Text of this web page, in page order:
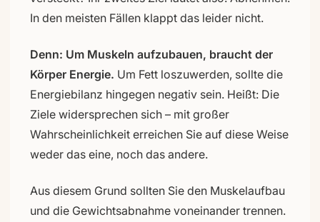
In den meisten Fällen klappt das leider nicht.
Denn: Um Muskeln aufzubauen, braucht der
Körper Energie. Um Fett loszuwerden, sollte die
Energiebilanz hingegen negativ sein. Heißt: Die
Ziele widersprechen sich – mit großer
Wahrscheinlichkeit erreichen Sie auf diese Weise
weder das eine, noch das andere.
Aus diesem Grund sollten Sie den Muskelaufbau
und die Gewichtsabnahme voneinander trennen.